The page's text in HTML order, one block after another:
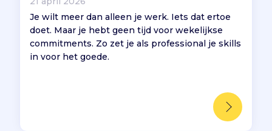
Je wilt meer dan alleen je werk. Iets dat ertoe
doet. Maar je hebt geen tijd voor wekelijkse
commitments. Zo zet je als professional je skills
in voor het goede.